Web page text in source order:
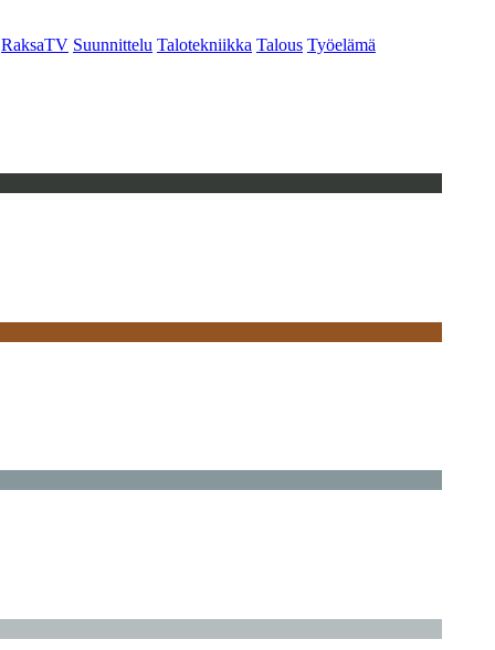
RaksaTV Suunnittelu Talotekniikka Talous Työelämä